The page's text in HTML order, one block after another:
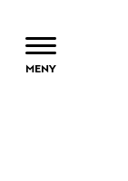
ÖPPNA
MENY